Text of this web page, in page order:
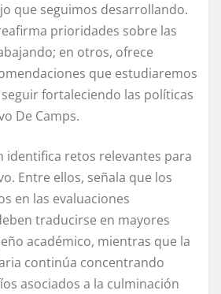
que seguimos desarrollando.
prioridades sobre las
en otros, ofrece
que estudiaremos
fortaleciendo las políticas
De Camps.
identifica retos relevantes para
Entre ellos, señala que los
en las evaluaciones
traducirse en mayores
académico, mientras que la
continúa concentrando
asociados a la culminación